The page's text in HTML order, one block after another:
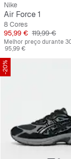
Nike
Air Force 1
8 Cores
Preço
95,99 € Preço original
119,99 €
Melhor preço durante
95,99 €
-20%